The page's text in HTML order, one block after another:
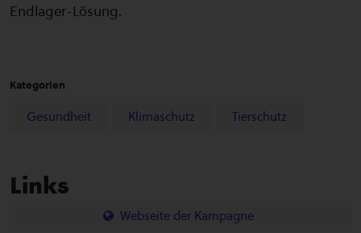
Endlager-Lösung.
Kategorien
Gesundheit Klimaschutz Tierschutz
Links
Webseite der Kampagne